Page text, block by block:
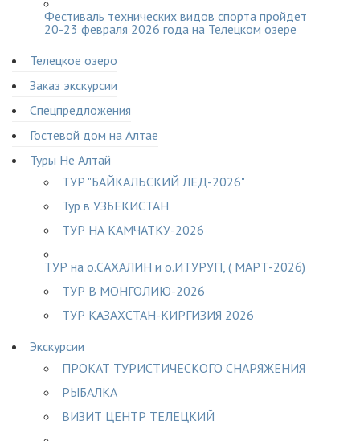
Фестиваль технических видов спорта пройдет
20-23 февраля 2026 года на Телецком озере
Телецкое озеро
Заказ экскурсии
Спецпредложения
Гостевой дом на Алтае
Туры Не Алтай
ТУР "БАЙКАЛЬСКИЙ ЛЕД-2026"
Тур в УЗБЕКИСТАН
ТУР НА КАМЧАТКУ-2026
ТУР на о.САХАЛИН и о.ИТУРУП, ( МАРТ-2026)
ТУР В МОНГОЛИЮ-2026
ТУР КАЗАХСТАН-КИРГИЗИЯ 2026
Экскурсии
ПРОКАТ ТУРИСТИЧЕСКОГО СНАРЯЖЕНИЯ
РЫБАЛКА
ВИЗИТ ЦЕНТР ТЕЛЕЦКИЙ